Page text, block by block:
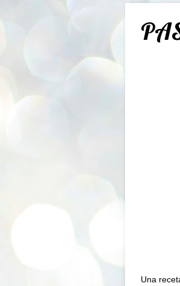
Una